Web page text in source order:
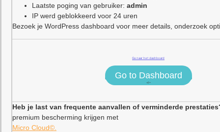
Laatste poging van gebruiker: admin
IP werd geblokkeerd voor 24 uren
Bezoek je WordPress dashboard voor meer details, onderzoek
Ga naar het dashboard
Go to Dashboard
<!–
Heb je last van frequente aanvallen of verminderde
premium bescherming krijgen met
Micro Cloud©.